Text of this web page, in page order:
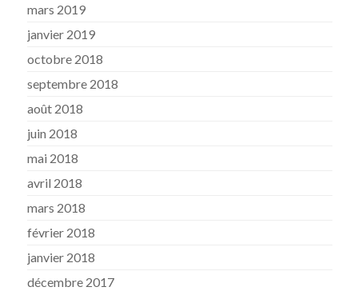
mars 2019
janvier 2019
octobre 2018
septembre 2018
août 2018
juin 2018
mai 2018
avril 2018
mars 2018
février 2018
janvier 2018
décembre 2017